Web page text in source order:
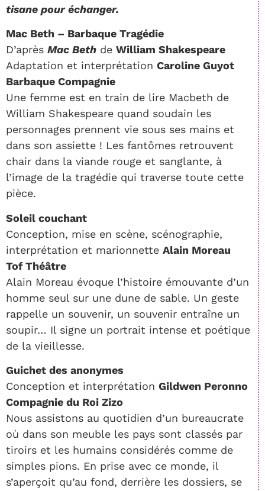
tisane pour échanger.
Mac Beth – Barbaque Tragédie
D’après Mac Beth de William Shakespeare
Adaptation et interprétation Caroline Guyot
Barbaque Compagnie
Une femme est en train de lire Macbeth de
William Shakespeare quand soudain les
personnages prennent vie sous ses mains et
dans son assiette ! Les fantômes retrouvent
chair dans la viande rouge et sanglante, à
l’image de la tragédie qui traverse toute cette
pièce.
Soleil couchant
Conception, mise en scène, scénographie,
interprétation et marionnette Alain Moreau
Tof Théâtre
Alain Moreau évoque l’histoire émouvante d’un
homme seul sur une dune de sable. Un geste
rappelle un souvenir, un souvenir entraîne un
soupir… Il signe un portrait intense et poétique
de la vieillesse.
Guichet des anonymes
Conception et interprétation Gildwen Peronno
Compagnie du Roi Zizo
Nous assistons au quotidien d’un bureaucrate
où dans son meuble les pays sont classés par
tiroirs et les humains considérés comme de
simples pions. En prise avec ce monde, il
s’aperçoit qu’au fond, derrière les dossiers, se